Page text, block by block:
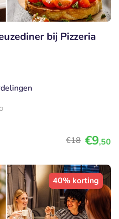
bij Pizzeria
€18 €9,50
40% korting